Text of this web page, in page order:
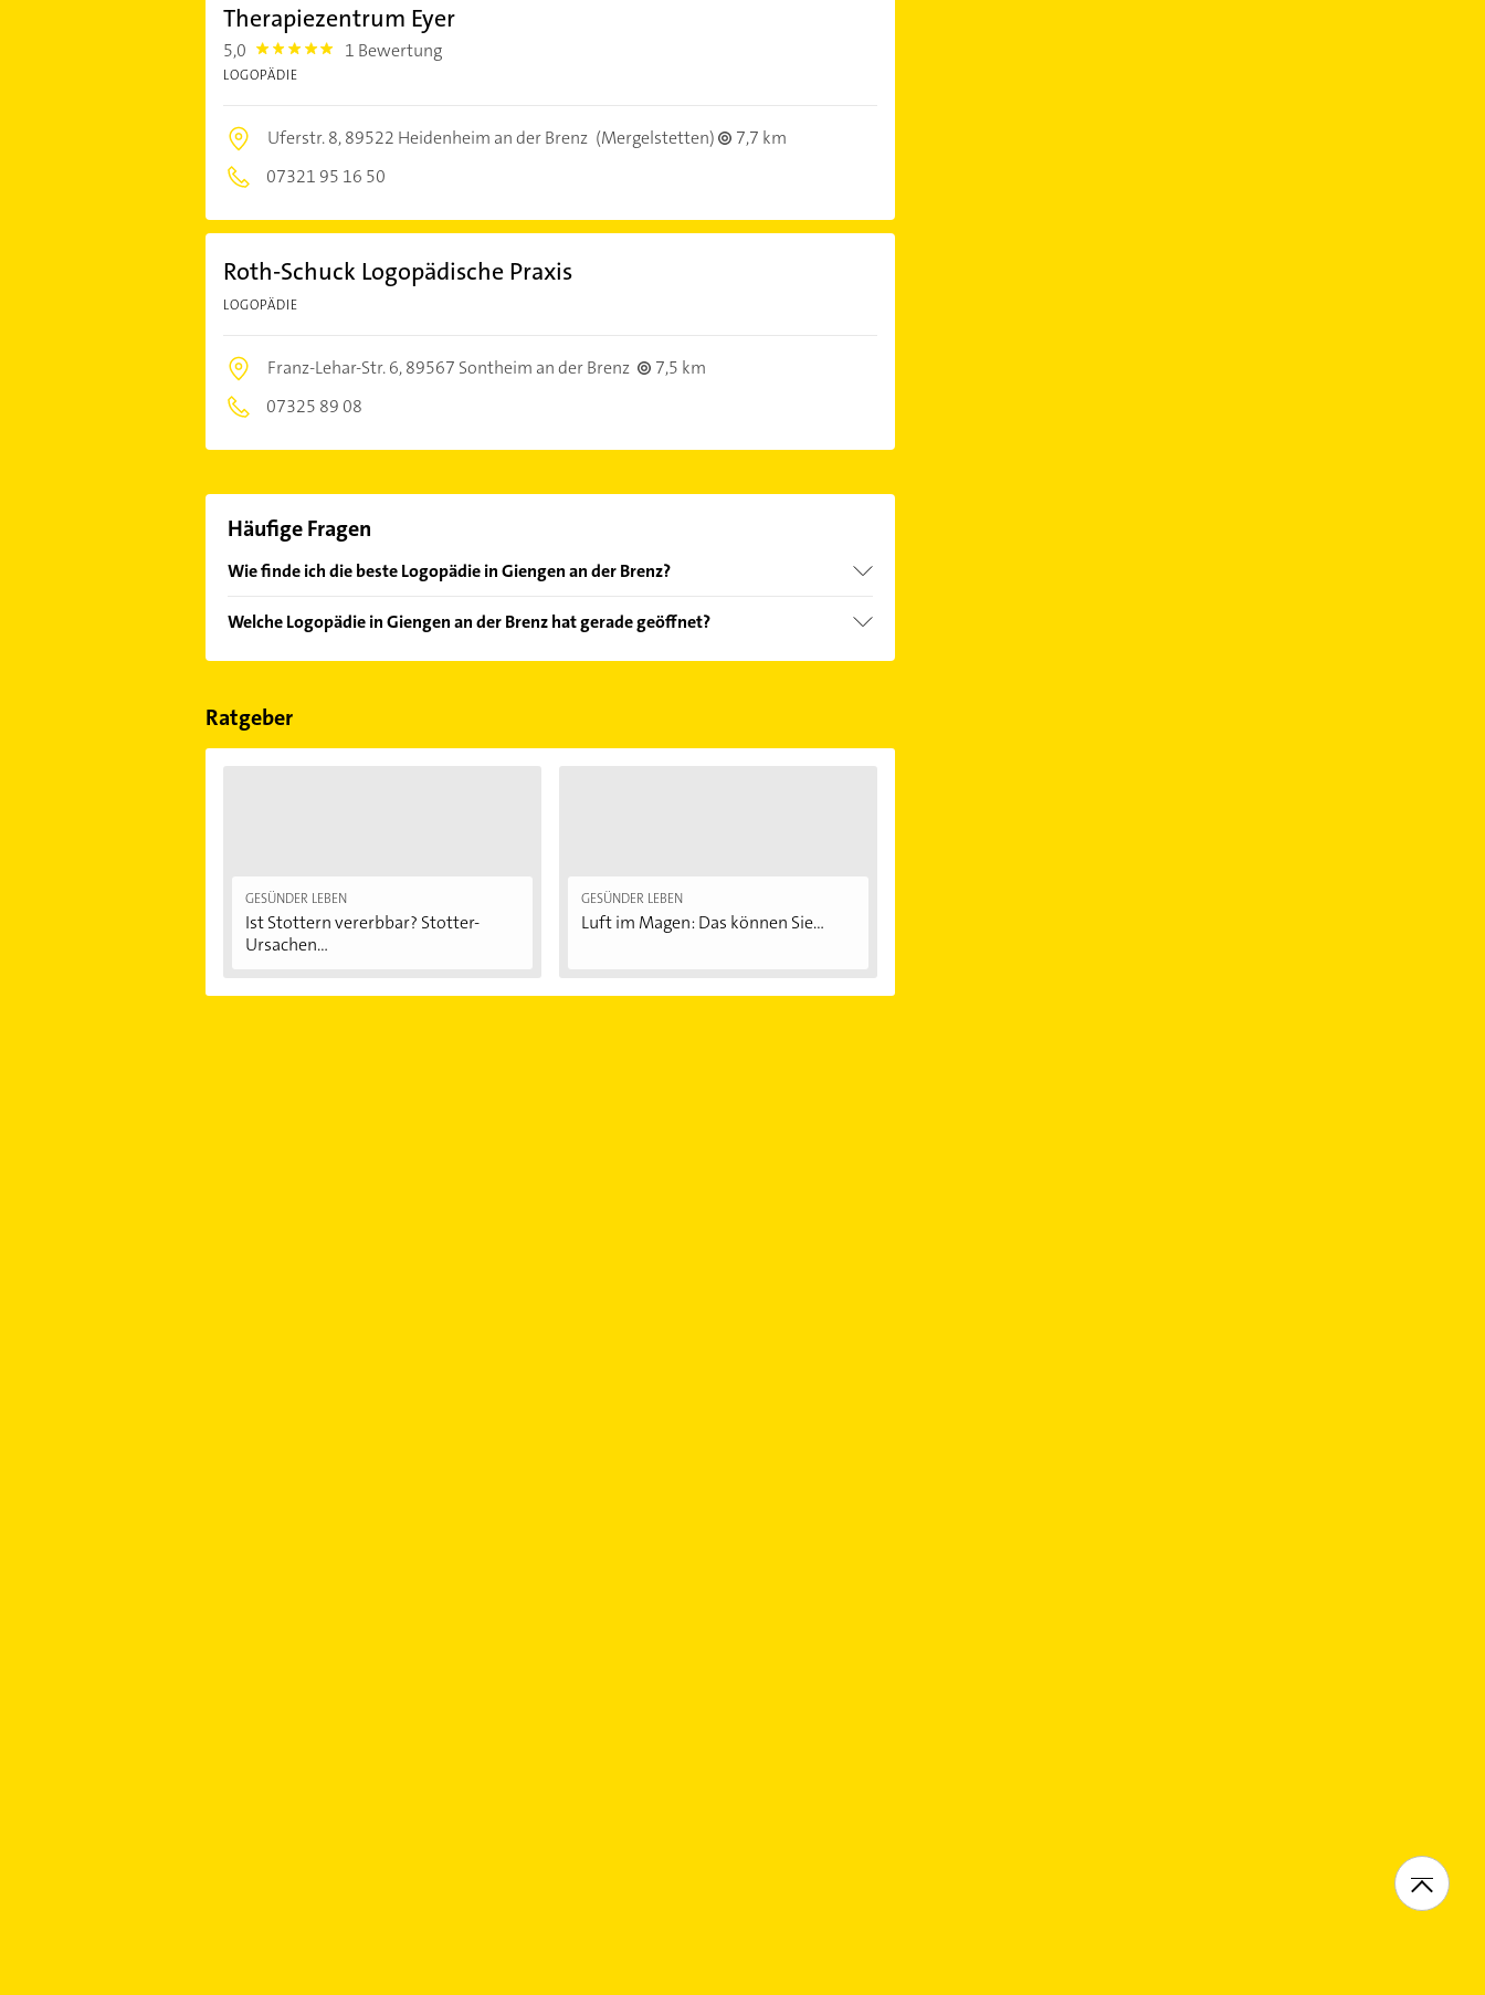
Therapiezentrum Eyer
5,0 5.0 1 Bewertung
LOGOPÄDIE
Uferstr. 8,89522 Heidenheim an der Brenz (Mergelstetten)
7,7 km
07321 95 16 50
Roth-Schuck Logopädische Praxis
LOGOPÄDIE
Franz-Lehar-Str. 6,89567 Sontheim an der Brenz
7,5 km
07325 89 08
Häufige Fragen
Wie finde ich die beste Logopädie in Giengen an der Brenz?
von den Empfehlungen. Die Suchergebnisse können Sie sich einfach nach
Bewertungensortiert anzeigen lassen.
Welche Logopädie in Giengen an der Brenz hat gerade geöffnet?
Im Anbieter-Bereich finden Sie alleÖffnungszeiten. Bitte beachten Sie, dass diese an
Ratgeber
GESÜNDER LEBEN
Ist Stottern vererbbar? Stotter-
Ursachen...
GESÜNDER LEBEN
Luft im Magen: Das können Sie...